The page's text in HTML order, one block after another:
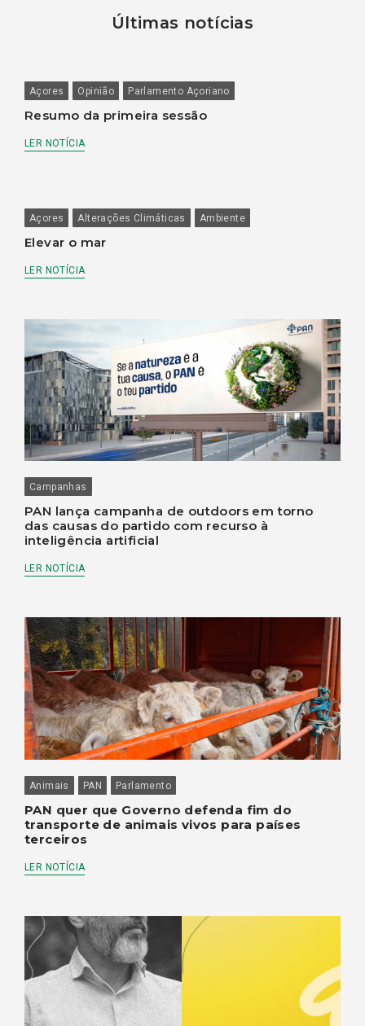
Últimas notícias
Açores Opinião Parlamento Açoriano
Resumo da primeira sessão
LER NOTÍCIA
Açores Alterações Climáticas Ambiente
Elevar o mar
LER NOTÍCIA
Campanhas
PAN lança campanha de outdoors em torno
das causas do partido com recurso à
inteligência artificial
LER NOTÍCIA
Animais PAN Parlamento
PAN quer que Governo defenda fim do
transporte de animais vivos para países
terceiros
LER NOTÍCIA